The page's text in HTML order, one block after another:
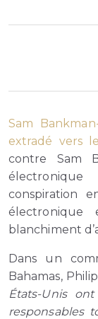
Sam
extradé vers
contre Sam
conspiration
blanchiment
Dans un
Bahamas,
États-Unis
responsables